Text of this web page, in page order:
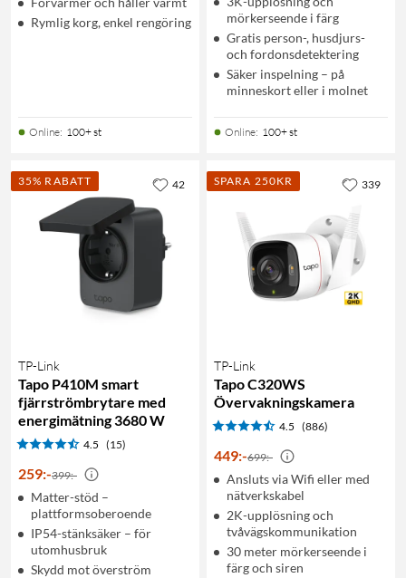
Rymlig korg, enkel rengöring
Online: 100+ st
mörkerseende i färg
Gratis person-, husdjurs-
och fordonsdetektering
Säker inspelning – på
minneskort eller i molnet
Online: 100+ st
35% RABATT
TP-Link
Tapo P410M smart
fjärrströmbrytare med
energimätning 3680 W
4.5 (15)
259:-399:-
Matter-stöd –
plattformsoberoende
IP54-stänksäker – för
utomhusbruk
Skydd mot överström
42 SPARA 250KR
TP-Link
Tapo C320WS
Övervakningskamera
4.5 (886)
449:-699:-
Ansluts via Wifi eller med
nätverkskabel
2K-upplösning och
tvåvägskommunikation
30 meter mörkerseende i
färg och siren
339